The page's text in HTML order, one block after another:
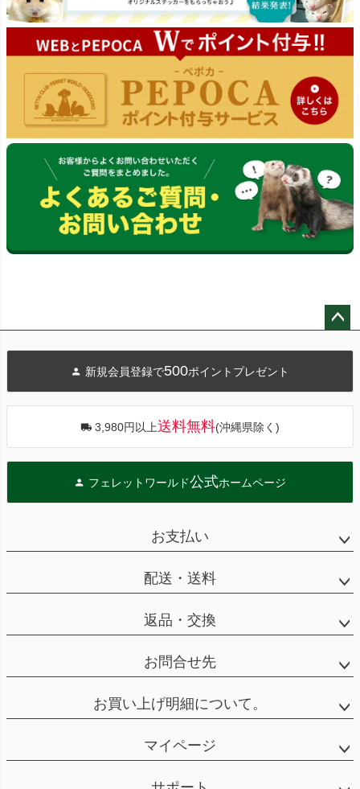
へ
新規会員登録で500ポイントプレゼント
3,980円以上送料無料(沖縄県除く)
フェレットワールド公式ホームページ
お支払い
配送・送料
返品・交換
お問合せ先
お買い上げ明細について。
マイページ